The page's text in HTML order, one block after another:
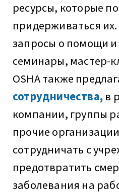
ресурсы, которые
придерживаться
запросы о помощи и
семинары, мастер-
OSHA также
сотрудничества, в
компании, группы
прочие
сотрудничать с
предотвратить
заболевания на